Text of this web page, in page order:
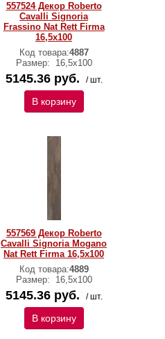
557524 Декор Roberto
Cavalli Signoria
Frassino Nat Rett Firma
16,5x100
Код товара:4887
Размер:
16,5x100
5145.36 руб. / шт.
В корзину
557569 Декор Roberto
Cavalli Signoria Mogano
Nat Rett Firma 16,5x100
Код товара:4889
Размер:
16,5x100
5145.36 руб. / шт.
В корзину